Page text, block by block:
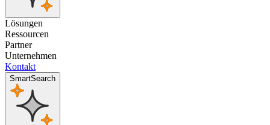
Lösungen
Ressourcen
Partner
Unternehmen
Kontakt
SmartSearch